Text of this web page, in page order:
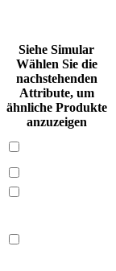
Siehe Simular
Wählen Sie die
nachstehenden
Attribute, um
ähnliche Produkte
anzuzeigen